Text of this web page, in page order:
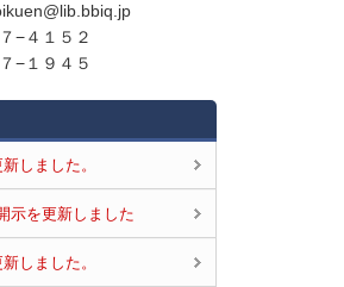
−４１５２
−１９４５
しました。
示を更新しました
しました。